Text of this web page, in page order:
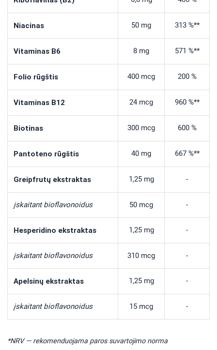
Niacinas 50 mg 313 %**
Vitaminas B6 8 mg 571 %**
Folio rūgštis 400 mcg 200 %
Vitaminas B12 24 mcg 960 %**
Biotinas 300 mcg 600 %
Pantoteno rūgštis 40 mg 667 %**
Greipfrutų ekstraktas 1,25 mg -
įskaitant bioflavonoidus 50 mcg -
Hesperidino ekstraktas 1,25 mg -
įskaitant bioflavonoidus 310 mcg -
Apelsinų ekstraktas 1,25 mg -
įskaitant bioflavonoidus 15 mcg -
*NRV — rekomenduojama paros suvartojimo norma